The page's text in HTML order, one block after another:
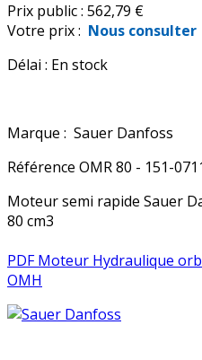
Prix public : 562,79 €
Votre prix : Nous consulter
Délai : En stock
Marque : Sauer Danfoss
Référence OMR 80 - 151-
Moteur semi rapide Sauer
80 cm3
PDF Moteur Hydraulique
OMH